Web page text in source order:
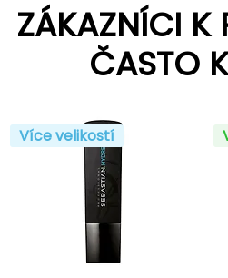
ZÁKAZNÍCI K
ČASTO
Více velikostí